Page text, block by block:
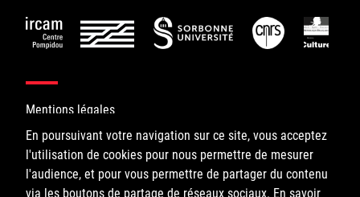
En poursuivant votre navigation sur ce site, vous acceptez
l'utilisation de cookies pour nous permettre de mesurer
l'audience, et pour vous permettre de partager du contenu
via les boutons de partage de réseaux sociaux. En savoir
Mentions légales
©IRCAM, 2026. All Rights Reserved.
1, place Igor-Stravinsky